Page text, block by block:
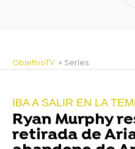
ObjetivoTV » Series